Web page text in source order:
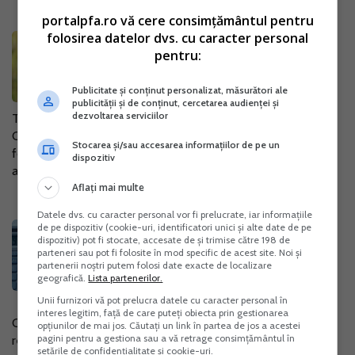
A fost prelungit termenul pana la
care PFA-urile pot aplica pentru
16 Oct. 2020
Termenul pana la care IMM-urile, PFA-urile, ONG-urile si
CMI-urile pot aplica pentru microgranturile de 2.000 Euro a
fost prelungit pana pe 21 octombrie 2020, potrivit unui
anunt facut de Ministerul...
CNPP - informare privind
transmiterea prin mijloace
electronice a adeverintelor care
atesta continuarea studiilor
12 Oct. 2020
CNPP (Casa Nationala de Pensii Publice) a facut un anunt
referitor la transmiterea prin mijloace electronice a
portalpfa.ro vă cere consimțământul pentru
folosirea datelor dvs. cu caracter personal
pentru:
Publicitate și conținut personalizat, măsurători ale
publicității și de conținut, cercetarea audienței și
dezvoltarea serviciilor
Stocarea și/sau accesarea informațiilor de pe un
dispozitiv
Aflați mai multe
Datele dvs. cu caracter personal vor fi prelucrate, iar informațiile
de pe dispozitiv (cookie-uri, identificatori unici și alte date de pe
dispozitiv) pot fi stocate, accesate de și trimise către 198 de
parteneri sau pot fi folosite în mod specific de acest site. Noi și
partenerii noștri putem folosi date exacte de localizare
geografică.Lista partenerilor.
Unii furnizori vă pot prelucra datele cu caracter personal în
interes legitim, față de care puteți obiecta prin gestionarea
opțiunilor de mai jos. Căutați un link în partea de jos a acestei
pagini pentru a gestiona sau a vă retrage consimțământul în
setările de confidențialitate și cookie-uri.